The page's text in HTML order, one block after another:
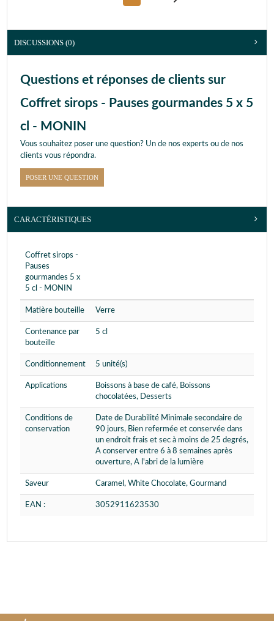
DISCUSSIONS (0)
Questions et réponses de clients sur
Coffret sirops - Pauses gourmandes 5 x 5
cl - MONIN
Vous souhaitez poser une question? Un de nos experts ou de nos
clients vous répondra.
POSER UNE QUESTION
CARACTÉRISTIQUES
Coffret sirops -
Pauses
gourmandes 5 x
5 cl - MONIN
Matière bouteille Verre
Contenance par
bouteille
5 cl
Conditionnement 5 unité(s)
Applications
Boissons à base de café, Boissons
chocolatées, Desserts
Conditions de
conservation
Date de Durabilité Minimale secondaire de
90 jours, Bien refermée et conservée dans
un endroit frais et sec à moins de 25 degrés,
A conserver entre 6 à 8 semaines après
ouverture, A l'abri de la lumière
Saveur Caramel, White Chocolate, Gourmand
EAN : 3052911623530